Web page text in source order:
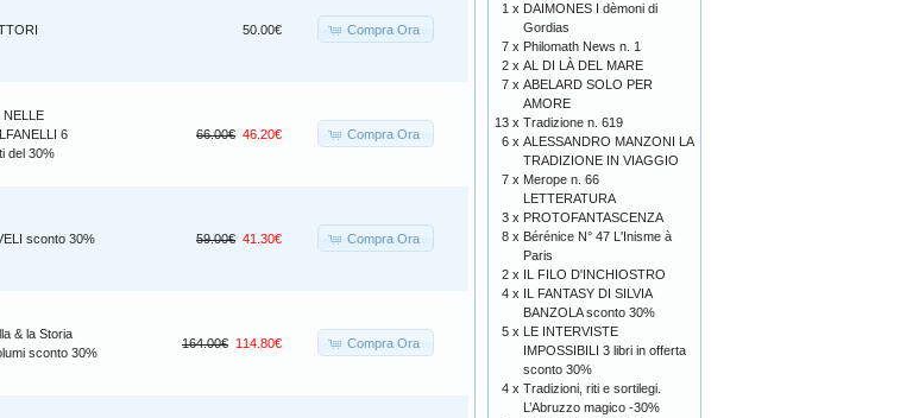
50.00€ Compra Ora
NELLE
6
del 30%
66.00€ 46.20€ Compra Ora
sconto 30% 59.00€ 41.30€ Compra Ora
& la Storia
sconto 30%
164.00€ 114.80€ Compra Ora
1 x DAIMONES I dèmoni di
Gordias
7 x Philomath News n. 1
2 x AL DI LÀ DEL MARE
7 x ABELARD SOLO PER
AMORE
13 x Tradizione n. 619
6 x ALESSANDRO MANZONI LA
TRADIZIONE IN VIAGGIO
7 x Merope n. 66
LETTERATURA
3 x PROTOFANTASCENZA
8 x Bérénice N° 47 L'Inisme à
Paris
2 x IL FILO D'INCHIOSTRO
4 x IL FANTASY DI SILVIA
BANZOLA sconto 30%
5 x LE INTERVISTE
IMPOSSIBILI 3 libri in offerta
sconto 30%
4 x Tradizioni, riti e sortilegi.
L’Abruzzo magico -30%